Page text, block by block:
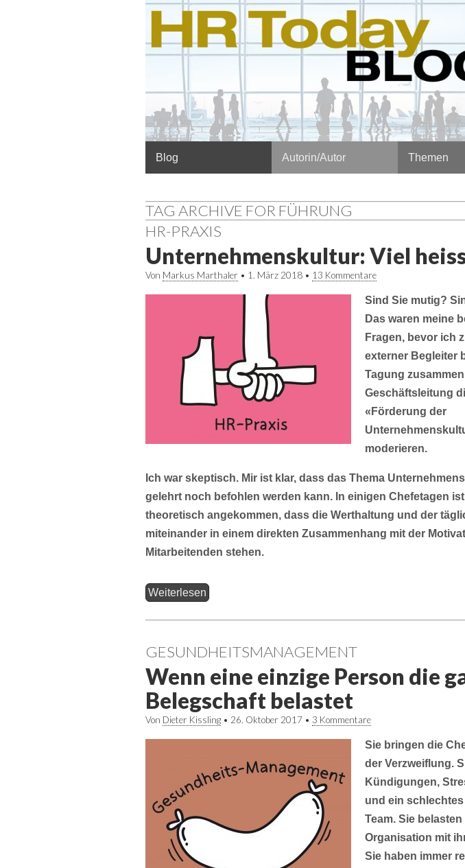
Hauptmenü
Blog Autorin/Autor Themen
TAG ARCHIVE FOR FÜHRUNG
HR-PRAXIS
Unternehmenskultur: Viel
Von Markus Marthaler • 1. März 2018 • 13 Kommentare
Sind Sie mutig?
Das waren meine
Fragen, bevor ich
externer Begleiter
Tagung
Geschäftsleitung
«Förderung der
moderieren.
Ich war skeptisch. Mir ist klar, dass das Thema
gelehrt noch befohlen werden kann. In einigen Chefetagen
theoretisch angekommen, dass die Werthaltung und der
miteinander in einem direkten Zusammenhang mit der
Mitarbeitenden stehen.
Weiterlesen
GESUNDHEITSMANAGEMENT
Wenn eine einzige Person die
Belegschaft belastet
Von Dieter Kissling • 26. Oktober 2017 • 3 Kommentare
Sie bringen die
der Verzweiflung.
Kündigungen,
und ein
Team. Sie
Organisation mit
Sie haben immer